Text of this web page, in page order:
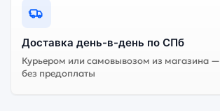
Доставка день-в-день по СПб
Курьером или самовывозом из магазина —
без предоплаты